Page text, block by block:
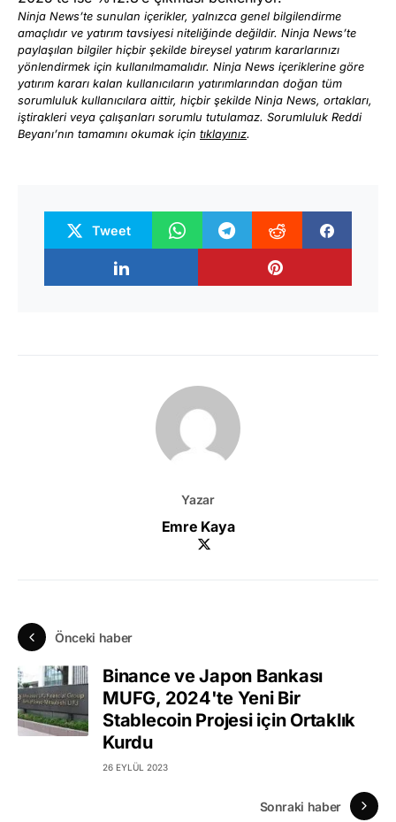
Ninja News’te sunulan içerikler, yalnızca genel bilgilendirme
amaçlıdır ve yatırım tavsiyesi niteliğinde değildir. Ninja News’te
paylaşılan bilgiler hiçbir şekilde bireysel yatırım kararlarınızı
yönlendirmek için kullanılmamalıdır. Ninja News içeriklerine göre
yatırım kararı kalan kullanıcıların yatırımlarından doğan tüm
sorumluluk kullanıcılara aittir, hiçbir şekilde Ninja News, ortakları,
iştirakleri veya çalışanları sorumlu tutulamaz. Sorumluluk Reddi
Beyanı’nın tamamını okumak için tıklayınız.
Tweet
Yazar
Emre Kaya
Önceki haber
Binance ve Japon Bankası
MUFG, 2024'te Yeni Bir
Stablecoin Projesi için Ortaklık
Kurdu
26 EYLÜL 2023
Sonraki haber